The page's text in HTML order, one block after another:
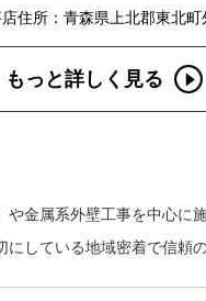
住所：青森県上北郡東北町
もっと詳しく見る
金属系外壁工事を中心に
している地域密着で信頼